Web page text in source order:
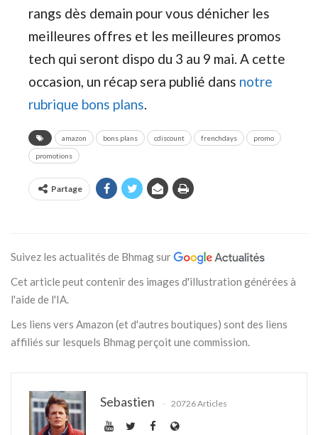
rangs dès demain pour vous dénicher les
meilleures offres et les meilleures promos
tech qui seront dispo du 3 au 9 mai. A cette
occasion, un récap sera publié dans notre
rubrique bons plans.
amazon bons plans cdiscount frenchdays promo
promotions
Partage
Suivez les actualités de Bhmag sur
Cet article peut contenir des images d'illustration générées à
l'aide de l'IA.
Les liens vers Amazon (et d'autres boutiques) sont des liens
affiliés sur lesquels Bhmag perçoit une commission.
Sebastien 20726 Articles